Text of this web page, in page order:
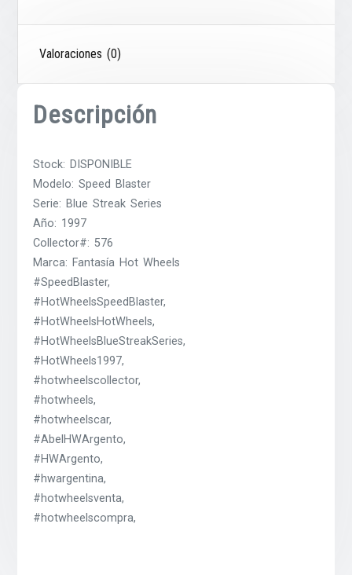
Valoraciones (0)
Descripción
Stock: DISPONIBLE
Modelo: Speed Blaster
Serie: Blue Streak Series
Año: 1997
Collector#: 576
Marca: Fantasía Hot Wheels
#SpeedBlaster,
#HotWheelsSpeedBlaster,
#HotWheelsHotWheels,
#HotWheelsBlueStreakSeries,
#HotWheels1997,
#hotwheelscollector,
#hotwheels,
#hotwheelscar,
#AbelHWArgento,
#HWArgento,
#hwargentina,
#hotwheelsventa,
#hotwheelscompra,